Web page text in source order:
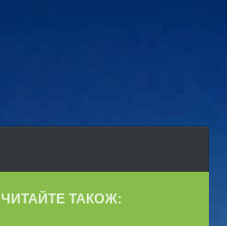
ЧИТАЙТЕ ТАКОЖ: